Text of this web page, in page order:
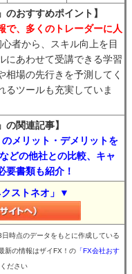
のおすすめポイント】
で、多くのトレーダーに人
者から、スキル向上を目
にあわせて受講できる学習
相場の先行きを予測してく
るツールも充実していま
の関連記事】
メリット・デメリットを
どの他社との比較、キャ
要書類も紹介！
ストネオ」▼
時点のデータをもとに作成している
新の情報はザイFX！の 「FX会社おす
ださい